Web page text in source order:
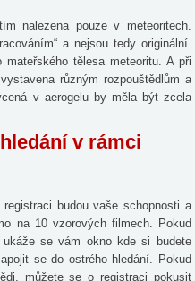
nalezena pouze v meteoritech.
a nejsou tedy originální.
tělesa meteoritu. A při
různým rozpouštědlům a
v aerogelu by měla být zcela
v rámci
budou vaše schopnosti a
na 10 vzorových filmech. Pokud
se vám okno kde si budete
se do ostrého hledání. Pokud
můžete se o registraci pokusit